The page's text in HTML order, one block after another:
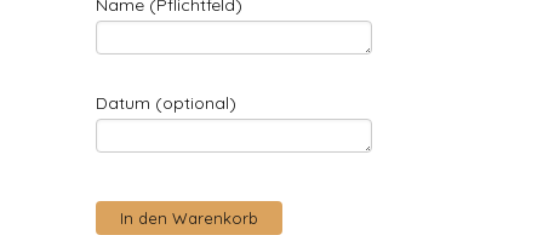
Name (Pflichtfeld)
Datum (optional)